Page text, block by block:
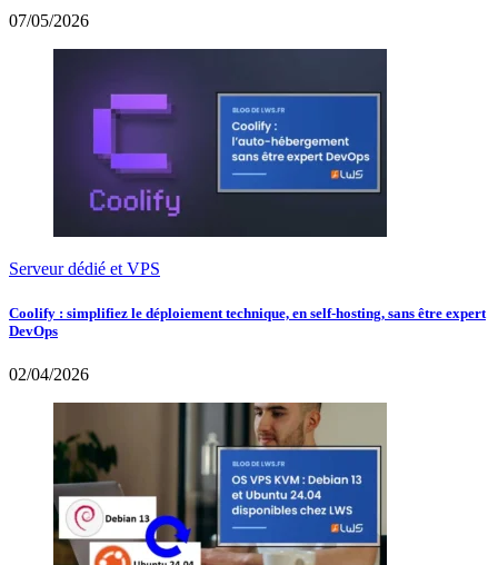
07/05/2026
Serveur dédié et VPS
Coolify : simplifiez le déploiement technique, en self-hosting, sans être expert
DevOps
02/04/2026